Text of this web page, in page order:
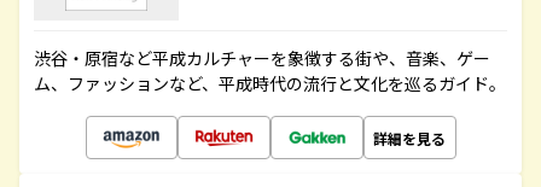
渋谷・原宿など平成カルチャーを象徴する街や、音楽、ゲー
ム、ファッションなど、平成時代の流行と文化を巡るガイド。
詳細を見る